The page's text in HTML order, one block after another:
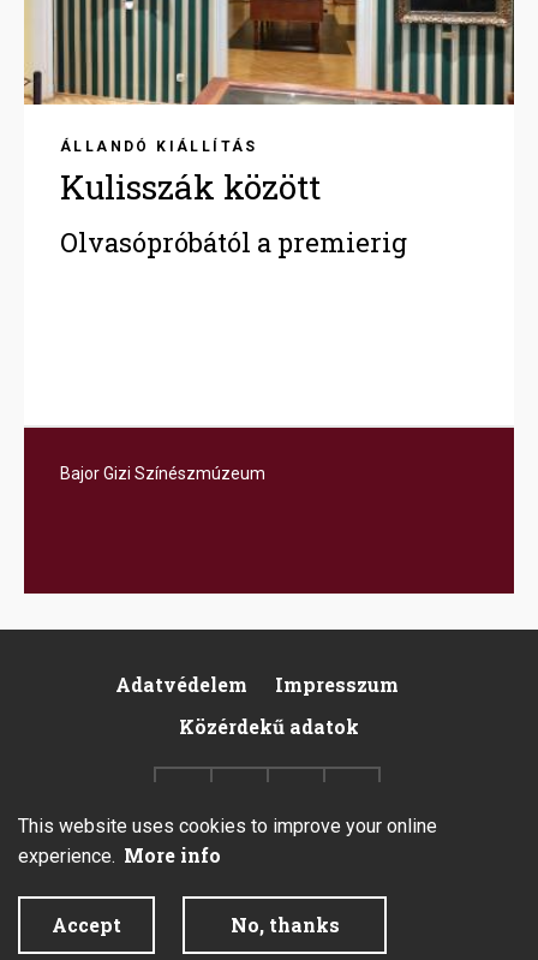
ÁLLANDÓ KIÁLLÍTÁS
Kulisszák között
Olvasópróbától a premierig
Bajor Gizi Színészmúzeum
Footer
Adatvédelem
Impresszum
Közérdekű adatok
Created by Integral Vision Kft.
This website uses cookies to improve your online
experience. More info
Accept No, thanks